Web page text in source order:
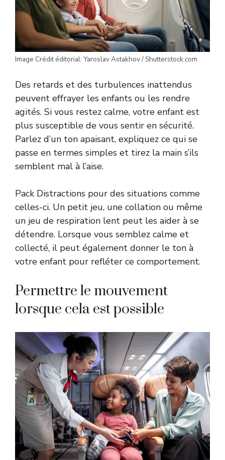
Image Crédit éditorial: Yaroslav Astakhov / Shutterstock.com
Des retards et des turbulences inattendus
peuvent effrayer les enfants ou les rendre
agités. Si vous restez calme, votre enfant est
plus susceptible de vous sentir en sécurité.
Parlez d’un ton apaisant, expliquez ce qui se
passe en termes simples et tirez la main s’ils
semblent mal à l’aise.
Pack Distractions pour des situations comme
celles-ci. Un petit jeu, une collation ou même
un jeu de respiration lent peut les aider à se
détendre. Lorsque vous semblez calme et
collecté, il peut également donner le ton à
votre enfant pour refléter ce comportement.
Permettre le mouvement
lorsque cela est possible